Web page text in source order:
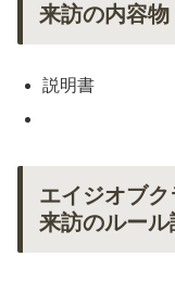
来訪の内容物
説明書
エイジオブ
来訪のルール